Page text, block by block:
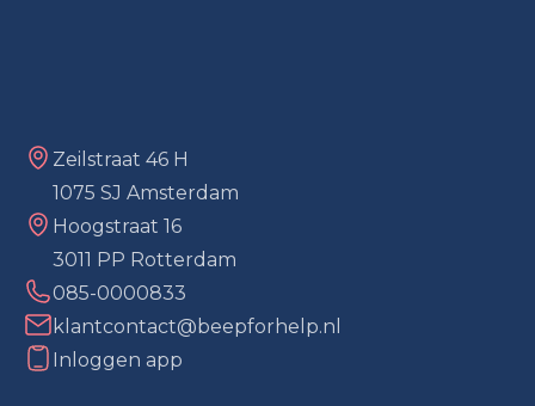
Zeilstraat 46 H
1075 SJ Amsterdam
Hoogstraat 16
3011 PP Rotterdam
085-0000833
klantcontact@beepforhelp.nl
Inloggen app